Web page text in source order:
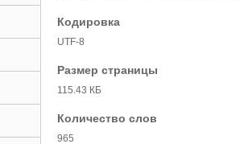
Кодировка
UTF-8
Размер страницы
115.43 КБ
Количество слов
965